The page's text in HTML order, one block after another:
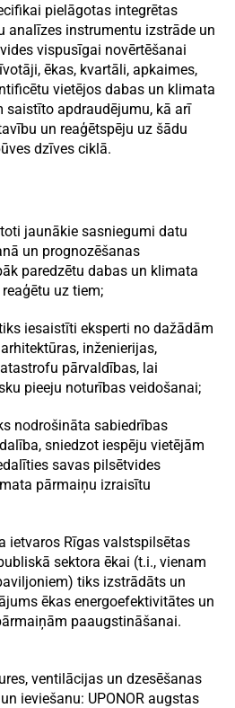
pielāgotas integrētas
analīzes instrumentu izstrāde un
vispusīgai novērtēšanai
ēkas, kvartāli, apkaimes,
vietējos dabas un klimata
saistīto apdraudējumu, kā arī
un reaģētspēju uz šādu
dzīves ciklā.
jaunākie sasniegumi datu
un prognozēšanas
paredzētu dabas un klimata
uz tiem;
iesaistīti eksperti no dažādām
inženierijas,
pārvaldības, lai
pieeju noturības veidošanai;
nodrošināta sabiedrības
sniedzot iespēju vietējām
savas pilsētvides
pārmaiņu izraisītu
ietvaros Rīgas valstspilsētas
sektora ēkai (t.i., vienam
tiks izstrādāts un
ēkas energoefektivitātes un
paaugstināšanai.
ventilācijas un dzesēšanas
ieviešanu: UPONOR augstas